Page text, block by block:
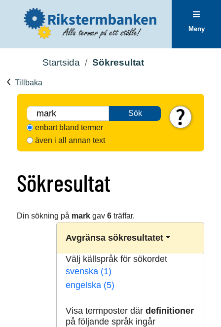
Meny
Startsida Sökresultat
Tillbaka
Sök
enbart bland termer
även i all annan text
Sökresultat
Din sökning på markgav 6träffar.
Avgränsa sökresultatet
Välj källspråk för sökordet
svenska (1)
engelska (5)
Visa termposter där definitioner
på följande språk ingår